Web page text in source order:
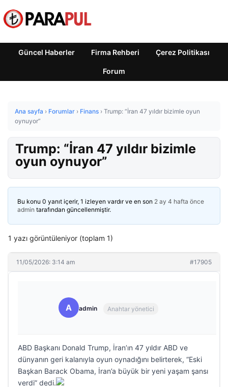
Güncel Haberler Firma Rehberi Çerez Politikası
Forum
Ana sayfa › Forumlar › Finans › Trump: “İran 47 yıldır bizimle oyun
oynuyor”
Trump: “İran 47 yıldır bizimle
oyun oynuyor”
Bu konu 0 yanıt içerir, 1 izleyen vardır ve en son 2 ay 4 hafta önce
admin tarafından güncellenmiştir.
1 yazı görüntüleniyor (toplam 1)
11/05/2026: 3:14 am #17905
A admin Anahtar yönetici
ABD Başkanı Donald Trump, İran’ın 47 yıldır ABD ve
dünyanın geri kalanıyla oyun oynadığını belirterek, “Eski
Başkan Barack Obama, İran’a büyük bir yeni yaşam şansı
verdi” dedi.